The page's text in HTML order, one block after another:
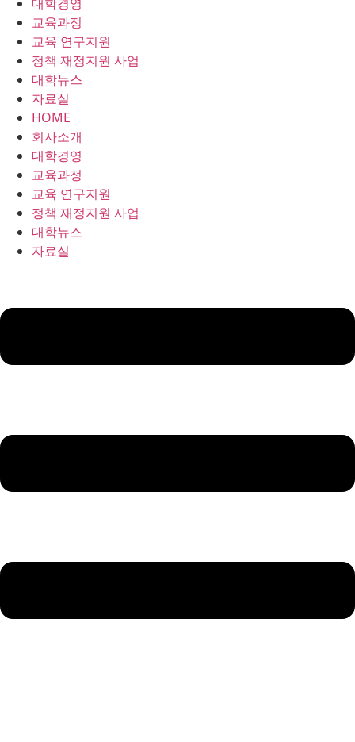
교육과정
교육 연구지원
정책 재정지원 사업
대학뉴스
자료실
HOME
회사소개
대학경영
교육과정
교육 연구지원
정책 재정지원 사업
대학뉴스
자료실